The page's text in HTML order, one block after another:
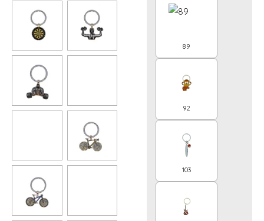
89
92
103